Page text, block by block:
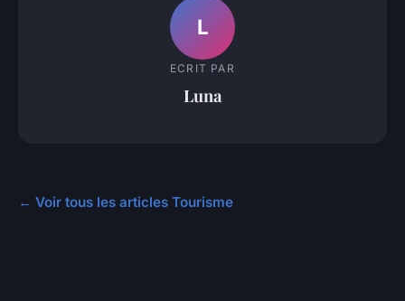
L
ECRIT PAR
Luna
← Voir tous les articles Tourisme